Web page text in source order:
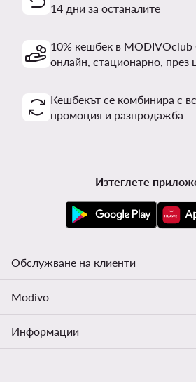
14 дни за останалите
10% кешбек в MODIVOclub
онлайн, стационарно, през
Кешбекът се комбинира с
промоция и разпродажба
Изтеглете
Обслужване на клиенти
Modivo
Информации